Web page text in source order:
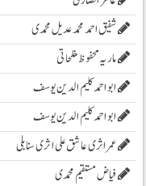
شفیق احمد محمد عدیل محمدی
ماریہ محفوظ مفلحاتی
ابو احمد کلیم الدین یوسف
ابو احمد کلیم الدین یوسف
عمر اثری عاشق علی اثری سنابلی
فیاض مستقیم محمدی